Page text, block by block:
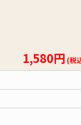
1,580円 (税